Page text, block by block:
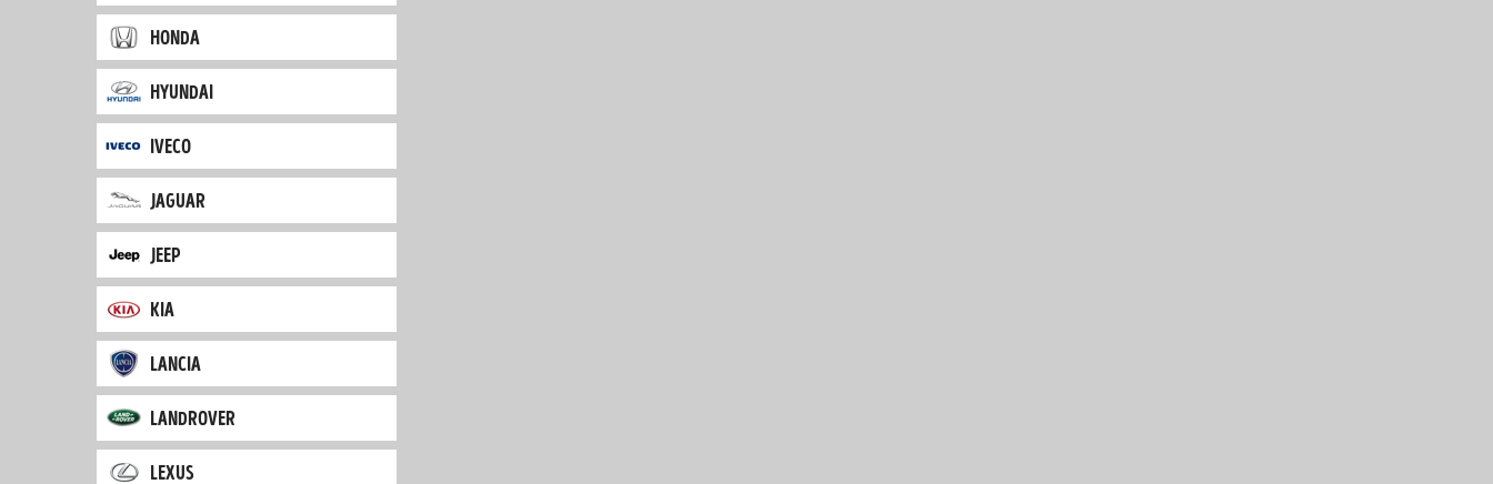
honda
hyundai
iveco
jaguar
jeep
kia
lancia
landrover
lexus